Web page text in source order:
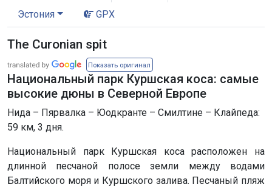
Эстония GPX
The Curonian spit
Показать оригинал
Национальный парк Куршская коса: самые
высокие дюны в Северной Европе
Нида – Пярвалка – Юодкранте – Смилтине – Клайпеда:
59 км, 3 дня.
Национальный парк Куршская коса расположен на
длинной песчаной полосе земли между водами
Балтийского моря и Куршского залива. Песчаный пляж